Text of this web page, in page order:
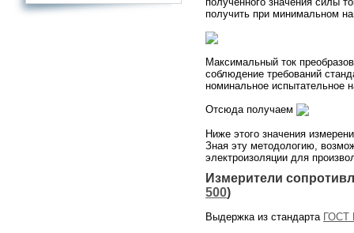
получить при минимальном
Максимальный ток
соблюдение требований
номинальное испытательное
Отсюда получаем
Ниже этого значения
Зная эту методологию,
электроизоляции для
Измерители
500)
Выдержка из стандарта ГОСТ